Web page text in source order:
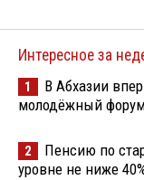
Интересное за
1
В Абхазии
молодёжный
2
Пенсию по
уровне не ниже